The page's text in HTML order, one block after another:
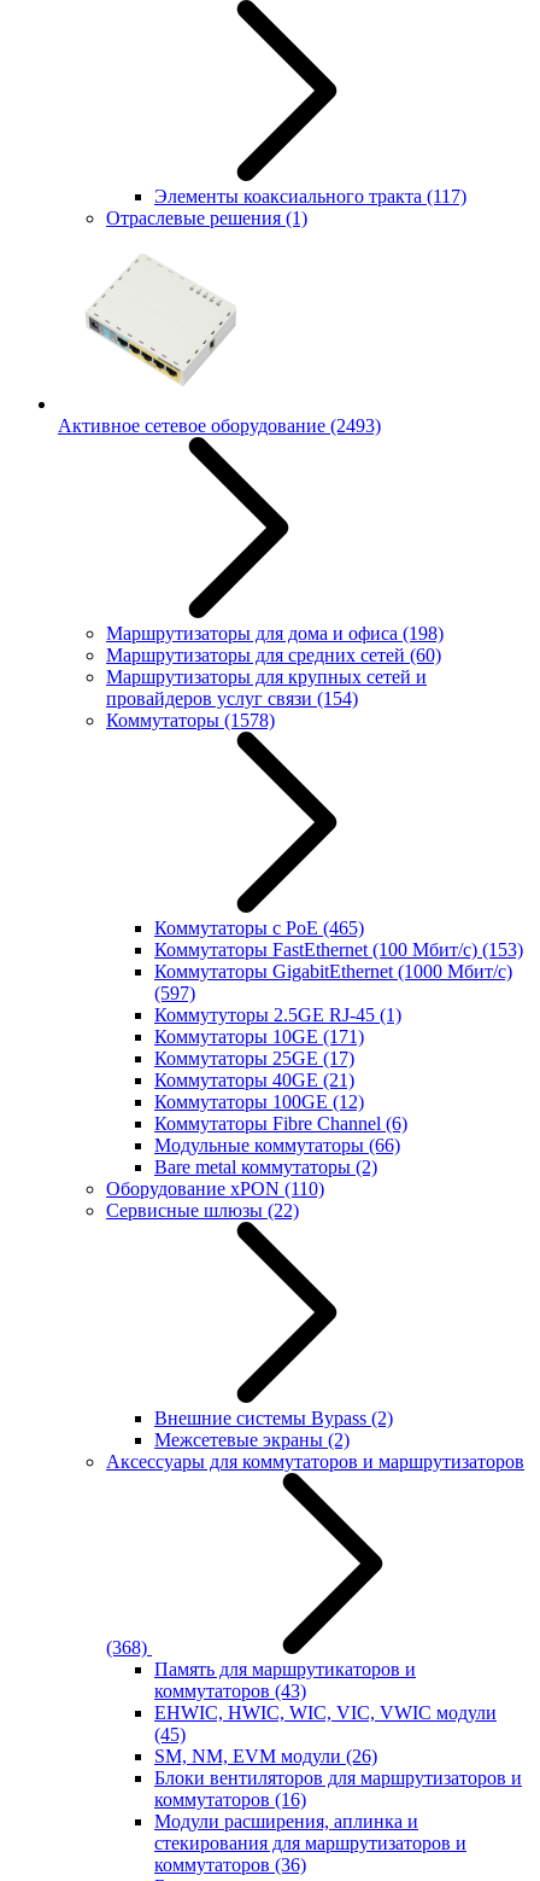
Элементы коаксиального тракта (117)
Отраслевые решения (1)
Активное сетевое оборудование (2493)
Маршрутизаторы для дома и офиса (198)
Маршрутизаторы для средних сетей (60)
Маршрутизаторы для крупных сетей и
провайдеров услуг связи (154)
Коммутаторы (1578)
Коммутаторы с PoE (465)
Коммутаторы FastEthernet (100 Мбит/с) (153)
Коммутаторы GigabitEthernet (1000 Мбит/с)
(597)
Коммутуторы 2.5GE RJ-45 (1)
Коммутаторы 10GE (171)
Коммутаторы 25GE (17)
Коммутаторы 40GE (21)
Коммутаторы 100GE (12)
Коммутаторы Fibre Channel (6)
Модульные коммутаторы (66)
Bare metal коммутаторы (2)
Оборудование xPON (110)
Сервисные шлюзы (22)
Внешние системы Bypass (2)
Межсетевые экраны (2)
Аксессуары для коммутаторов и маршрутизаторов
(368)
Память для маршрутикаторов и
коммутаторов (43)
EHWIC, HWIC, WIC, VIC, VWIC модули
(45)
SM, NM, EVM модули (26)
Блоки вентиляторов для маршрутизаторов и
коммутаторов (16)
Модули расширения, аплинка и
стекирования для маршрутизаторов и
коммутаторов (36)